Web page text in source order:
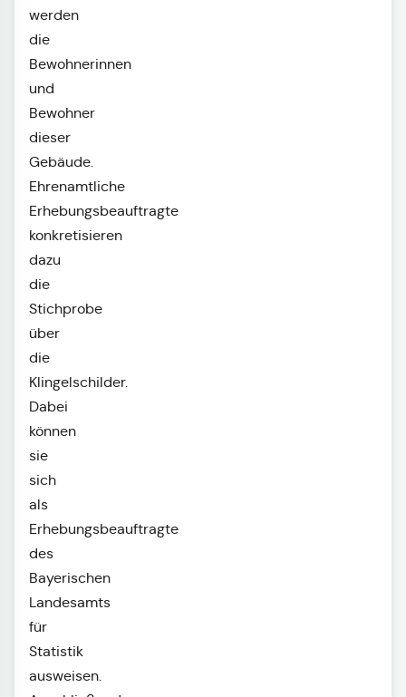
werden
die
Bewohnerinnen
und
Bewohner
dieser
Gebäude.
Ehrenamtliche
Erhebungsbeauftragte
konkretisieren
dazu
die
Stichprobe
über
die
Klingelschilder.
Dabei
können
sie
sich
als
Erhebungsbeauftragte
des
Bayerischen
Landesamts
für
Statistik
ausweisen.